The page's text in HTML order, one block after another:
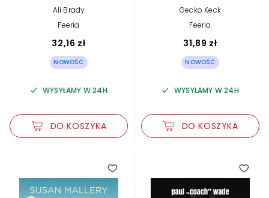
Ali Brady
Feeria
32,16 zł
NOWOŚĆ
WYSYŁAMY W 24H
DO KOSZYKA
Gecko Keck
Feeria
31,89 zł
NOWOŚĆ
WYSYŁAMY W 24H
DO KOSZYKA